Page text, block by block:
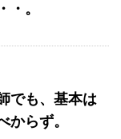
・。
でも、基本は
からず。